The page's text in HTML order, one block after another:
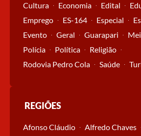
Cultura
Economia Edital
Emprego
ES-164 Especial
Evento
Geral Guarapari
Polícia
Política
Religião
Rodovia Pedro Cola
Saúde
REGIÕES
Afonso Cláudio Alfredo Chaves